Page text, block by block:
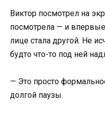
Виктор посмотрел на
посмотрела — и
лице стала другой. Не
будто что-то под ней
— Это просто
долгой паузы.